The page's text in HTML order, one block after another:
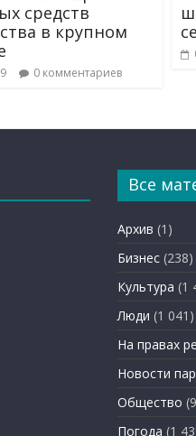
средств
в крупном
0 комментариев
Все
Архив (1)
Бизнес (238)
Культура (1
Люди (1 041)
На правах
Новости
Общество
Погода (1